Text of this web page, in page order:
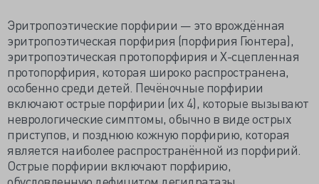
Эритропоэтические порфирии — это врождённая
эритропоэтическая порфирия (порфирия Гюнтера),
эритропоэтическая протопорфирия и X-сцепленная
протопорфирия, которая широко распространена,
особенно среди детей. Печёночные порфирии
включают острые порфирии (их 4), которые вызывают
неврологические симптомы, обычно в виде острых
приступов, и позднюю кожную порфирию, которая
является наиболее распространённой из порфирий.
Острые порфирии включают порфирию,
обусловленную дефицитом дегидратазы